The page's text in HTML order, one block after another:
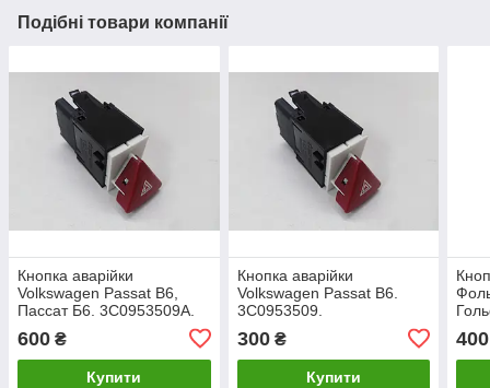
Подібні товари компанії
Кнопка аварійки
Volkswagen Passat B6,
Пассат Б6. 3C0953509A.
600 ₴
Купити
Кнопка аварійки
Volkswagen Passat B6.
3C0953509.
300₴
Купити
400